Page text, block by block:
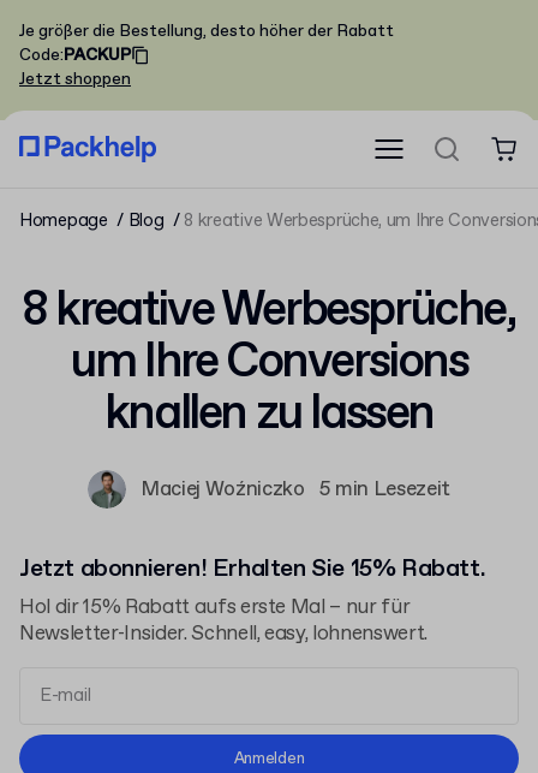
Je größer die Bestellung, desto höher der Rabatt
Code:PACKUP
Jetzt shoppen
Homepage Blog 8 kreative Werbesprüche, um Ihre
8 kreative Werbesprüche,
um Ihre Conversions
knallen zu lassen
Maciej Woźniczko 5 min Lesezeit
Jetzt abonnieren! Erhalten Sie 15% Rabatt.
Hol dir 15% Rabatt aufs erste Mal – nur für
Newsletter-Insider. Schnell, easy, lohnenswert.
Allgemeinen Geschäftsbedingungen
Anmelden